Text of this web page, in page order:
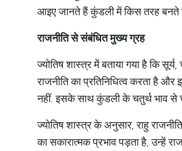
आइए जानते हैं कुंडली में किस तरह बनते
राजनीति से संबंधित मुख्य ग्रह
ज्योतिष शास्त्र में बताया गया है कि
राजनीति का प्रतिनिधित्व करता है और
नहीं. इसके साथ कुंडली के चतुर्थ भाव से
ज्योतिष शास्त्र के अनुसार, राहु
का सकारात्मक प्रभाव पड़ता है, उन्हें